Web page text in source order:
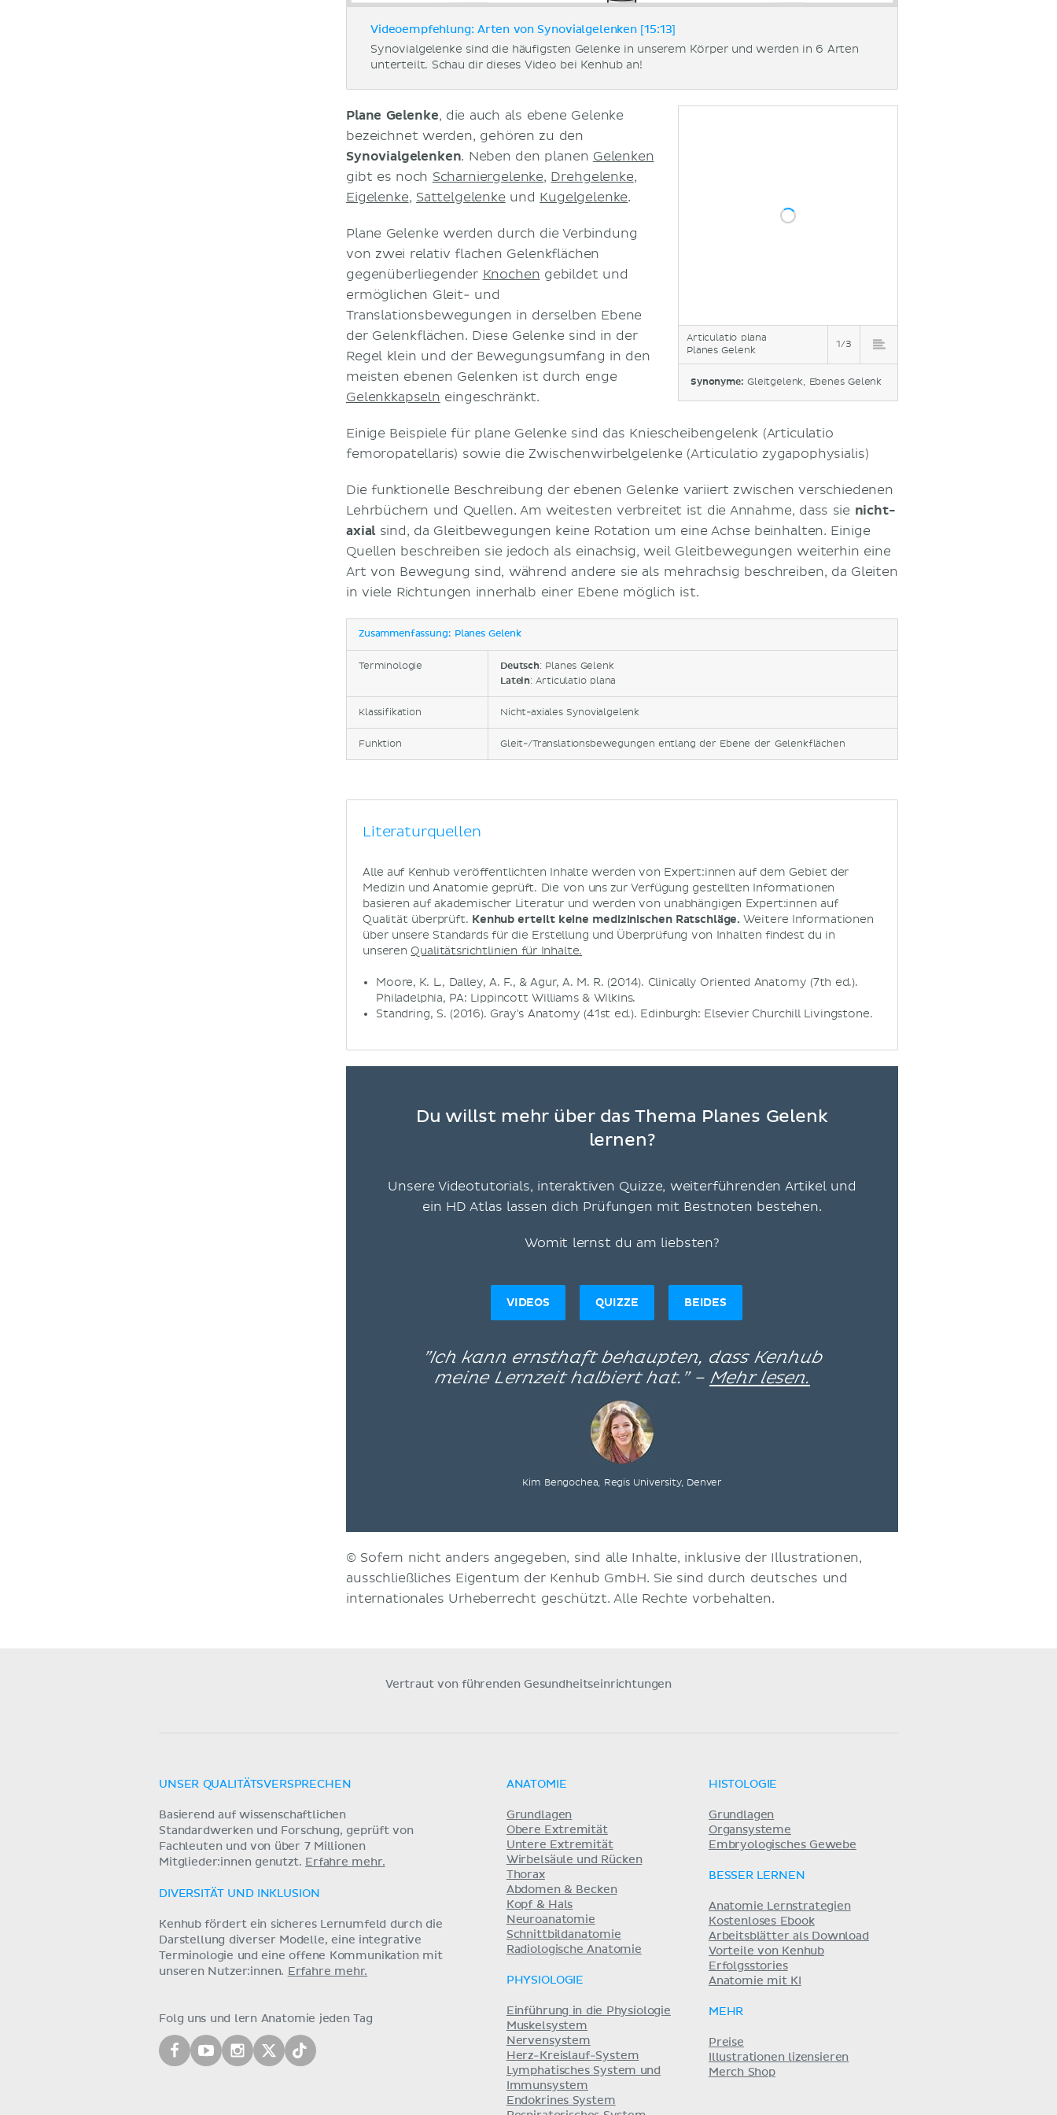
Videoempfehlung: Arten von Synovialgelenken [15:13]
Synovialgelenke sind die häufigsten Gelenke in unserem Körper und werden in 6 Arten
unterteilt. Schau dir dieses Video bei Kenhub an!
Articulatio plana
Planes Gelenk
1/3
Synonyme: Gleitgelenk, Ebenes Gelenk
Plane Gelenke, die auch als ebene Gelenke
bezeichnet werden, gehören zu den
Synovialgelenken. Neben den planen Gelenken
gibt es noch Scharniergelenke, Drehgelenke,
Eigelenke, Sattelgelenke und Kugelgelenke.
Plane Gelenke werden durch die Verbindung
von zwei relativ flachen Gelenkflächen
gegenüberliegender Knochen gebildet und
ermöglichen Gleit- und
Translationsbewegungen in derselben Ebene
der Gelenkflächen. Diese Gelenke sind in der
Regel klein und der Bewegungsumfang in den
meisten ebenen Gelenken ist durch enge
Gelenkkapseln eingeschränkt.
Einige Beispiele für plane Gelenke sind das Kniescheibengelenk (Articulatio
femoropatellaris) sowie die Zwischenwirbelgelenke (Articulatio zygapophysialis)
Die funktionelle Beschreibung der ebenen Gelenke variiert zwischen verschiedenen
Lehrbüchern und Quellen. Am weitesten verbreitet ist die Annahme, dass sie nicht-
axial sind, da Gleitbewegungen keine Rotation um eine Achse beinhalten. Einige
Quellen beschreiben sie jedoch als einachsig, weil Gleitbewegungen weiterhin eine
Art von Bewegung sind, während andere sie als mehrachsig beschreiben, da Gleiten
in viele Richtungen innerhalb einer Ebene möglich ist.
Zusammenfassung: Planes Gelenk
Terminologie Deutsch: Planes Gelenk
Latein: Articulatio plana
Klassifikation Nicht-axiales Synovialgelenk
Funktion Gleit-/Translationsbewegungen entlang der Ebene der Gelenkflächen
Literaturquellen
Alle auf Kenhub veröffentlichten Inhalte werden von Expert:innen auf dem Gebiet der
Medizin und Anatomie geprüft. Die von uns zur Verfügung gestellten Informationen
basieren auf akademischer Literatur und werden von unabhängigen Expert:innen auf
Qualität überprüft. Kenhub erteilt keine medizinischen Ratschläge. Weitere Informationen
über unsere Standards für die Erstellung und Überprüfung von Inhalten findest du in
unseren Qualitätsrichtlinien für Inhalte.
Moore, K. L., Dalley, A. F., & Agur, A. M. R. (2014). Clinically Oriented Anatomy (7th ed.).
Philadelphia, PA: Lippincott Williams & Wilkins.
Standring, S. (2016). Gray's Anatomy (41st ed.). Edinburgh: Elsevier Churchill Livingstone.
Du willst mehr über das Thema Planes Gelenk
lernen?
Unsere Videotutorials, interaktiven Quizze, weiterführenden Artikel und
ein HD Atlas lassen dich Prüfungen mit Bestnoten bestehen.
Womit lernst du am liebsten?
VIDEOS QUIZZE BEIDES
”Ich kann ernsthaft behaupten, dass Kenhub
meine Lernzeit halbiert hat.” – Mehr lesen.
Kim Bengochea, Regis University, Denver
© Sofern nicht anders angegeben, sind alle Inhalte, inklusive der Illustrationen,
ausschließliches Eigentum der Kenhub GmbH. Sie sind durch deutsches und
internationales Urheberrecht geschützt. Alle Rechte vorbehalten.
Vertraut von führenden Gesundheitseinrichtungen
UNSER QUALITÄTSVERSPRECHEN
Basierend auf wissenschaftlichen
Standardwerken und Forschung, geprüft von
Fachleuten und von über 7 Millionen
Mitglieder:innen genutzt. Erfahre mehr.
DIVERSITÄT UND INKLUSION
Kenhub fördert ein sicheres Lernumfeld durch die
Darstellung diverser Modelle, eine integrative
Terminologie und eine offene Kommunikation mit
unseren Nutzer:innen. Erfahre mehr.
Folg uns und lern Anatomie jeden Tag
ANATOMIE
Grundlagen
Obere Extremität
Untere Extremität
Wirbelsäule und Rücken
Thorax
Abdomen & Becken
Kopf & Hals
Neuroanatomie
Schnittbildanatomie
Radiologische Anatomie
PHYSIOLOGIE
Einführung in die Physiologie
Muskelsystem
Nervensystem
Herz-Kreislauf-System
Lymphatisches System und
Immunsystem
Endokrines System
HISTOLOGIE
Grundlagen
Organsysteme
Embryologisches Gewebe
BESSER LERNEN
Anatomie Lernstrategien
Kostenloses Ebook
Arbeitsblätter als Download
Vorteile von Kenhub
Erfolgsstories
Anatomie mit KI
MEHR
Preise
Illustrationen lizensieren
Merch Shop